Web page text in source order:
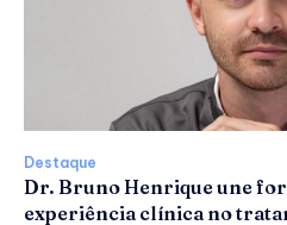
Destaque
Dr. Bruno Henrique une
experiência clínica no